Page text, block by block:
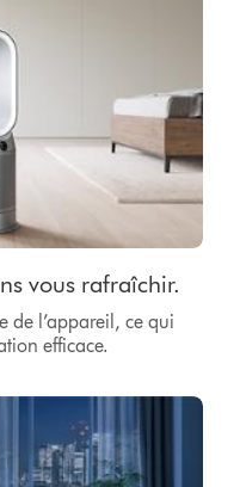
vous rafraîchir.
de l’appareil, ce qui
efficace.